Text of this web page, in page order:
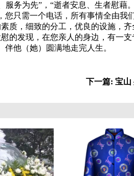
服务为先”，“逝者安息、生者慰藉
您只需一个电话，所有事情全由我
质，细致的分工，优良的设施，
的发现，在您亲人的身边，有一
伴他（她）圆满地走完人生。
下一篇: 宝山